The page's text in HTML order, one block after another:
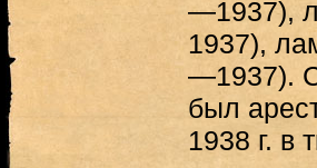
—1937),
1937),
—1937).
был
1938 г. в